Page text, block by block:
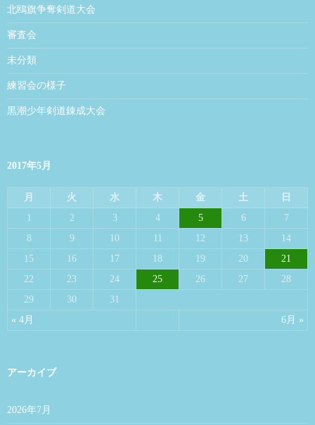
北鴎旗争奪剣道大会
審査会
未分類
練習会の様子
黒潮少年剣道錬成大会
2017年5月
月 火 水 木 金 土 日
« 4月 6月 »
1 2 3 4 5 6
7
8
9 10 11 12 13
14
15
16 17 18 19 20
21
22
23 24 25 26 27
28
29
30 31
アーカイブ
2026年7月